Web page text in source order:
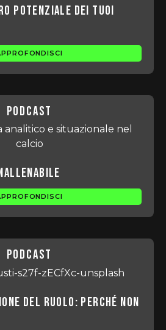
potenziale dei tuoi
podcast
podcast
del ruolo: perché non